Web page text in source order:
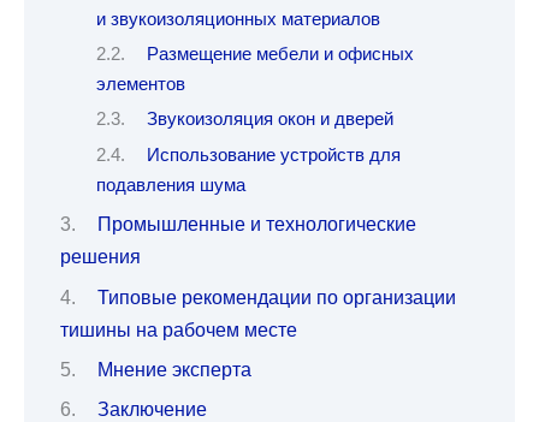
и звукоизоляционных материалов
Размещение мебели и офисных
элементов
Звукоизоляция окон и дверей
Использование устройств для
подавления шума
Промышленные и технологические
решения
Типовые рекомендации по организации
тишины на рабочем месте
Мнение эксперта
Заключение